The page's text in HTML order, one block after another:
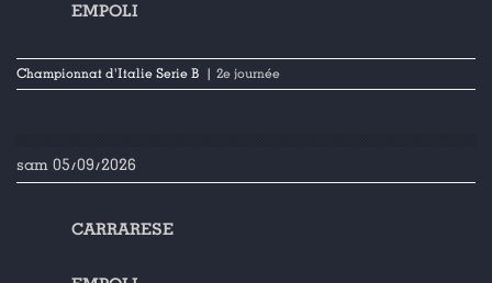
EMPOLI
Championnat d'Italie Serie B | 2e journée
sam 05/09/2026
CARRARESE